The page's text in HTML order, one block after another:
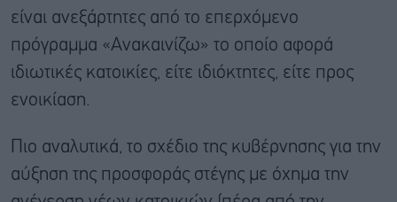
είναι ανεξάρτητες από το επερχόμενο
πρόγραμμα «Ανακαινίζω» το οποίο αφορά
ιδιωτικές κατοικίες, είτε ιδιόκτητες, είτε προς
ενοικίαση.
Πιο αναλυτικά, το σχέδιο της κυβέρνησης για την
αύξηση της προσφοράς στέγης με όχημα την